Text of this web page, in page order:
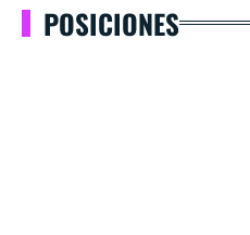
POSICIONES